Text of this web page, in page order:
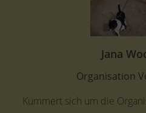
Jana
Organisation
Kümmert sich um die